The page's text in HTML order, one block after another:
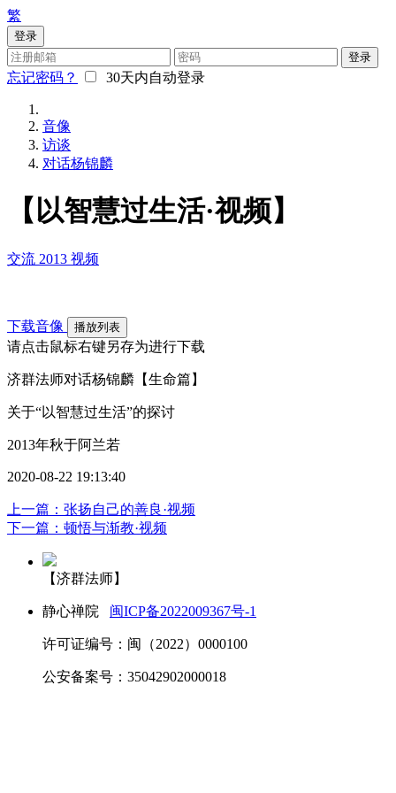
繁
登录
登录
忘记密码？ 30天内自动登录
音像
访谈
对话杨锦麟
【以智慧过生活·视频】
交流 2013 视频
下载音像 播放列表
请点击鼠标右键另存为进行下载
济群法师对话杨锦麟【生命篇】
关于“以智慧过生活”的探讨
2013年秋于阿兰若
2020-08-22 19:13:40
上一篇：张扬自己的善良·视频
下一篇：顿悟与渐教·视频
【济群法师】
静心禅院 闽ICP备2022009367号-1
许可证编号：闽（2022）0000100
公安备案号：35042902000018